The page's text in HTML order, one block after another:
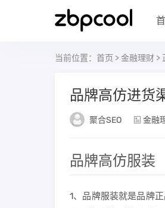
当前位置： 首页 >金融理财 >
品牌高仿进货
聚合SEO 金融
品牌高仿服装
1、品牌服装就是品牌